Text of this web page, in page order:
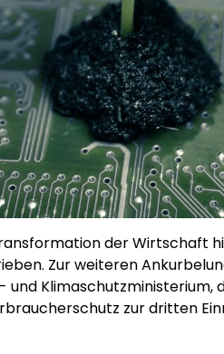
der Wirtschaft
Zur weiteren
Klimaschutzministerium,
zur dritten